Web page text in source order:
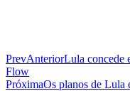
PrevAnteriorLula concede
Flow
PróximaOs planos de Lula